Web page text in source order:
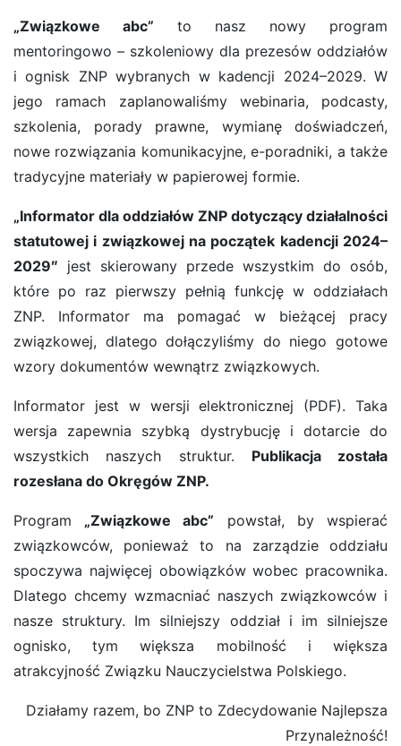
„Związkowe abc” to nasz nowy program
mentoringowo – szkoleniowy dla prezesów oddziałów
i ognisk ZNP wybranych w kadencji 2024–2029. W
jego ramach zaplanowaliśmy webinaria, podcasty,
szkolenia, porady prawne, wymianę doświadczeń,
nowe rozwiązania komunikacyjne, e-poradniki, a także
tradycyjne materiały w papierowej formie.
„Informator dla oddziałów ZNP dotyczący działalności
statutowej i związkowej na początek kadencji 2024–
2029″ jest skierowany przede wszystkim do osób,
które po raz pierwszy pełnią funkcję w oddziałach
ZNP. Informator ma pomagać w bieżącej pracy
związkowej, dlatego dołączyliśmy do niego gotowe
wzory dokumentów wewnątrz związkowych.
Informator jest w wersji elektronicznej (PDF). Taka
wersja zapewnia szybką dystrybucję i dotarcie do
wszystkich naszych struktur. Publikacja została
rozesłana do Okręgów ZNP.
Program „Związkowe abc” powstał, by wspierać
związkowców, ponieważ to na zarządzie oddziału
spoczywa najwięcej obowiązków wobec pracownika.
Dlatego chcemy wzmacniać naszych związkowców i
nasze struktury. Im silniejszy oddział i im silniejsze
ognisko, tym większa mobilność i większa
atrakcyjność Związku Nauczycielstwa Polskiego.
Działamy razem, bo ZNP to Zdecydowanie Najlepsza
Przynależność!